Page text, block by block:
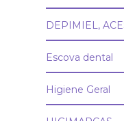
DEPIMIEL,
Escova dental
Higiene Geral